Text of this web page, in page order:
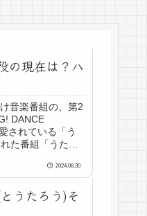
の現在は？ハ
音楽番組の、第2
DANCE
されている「う
た番組「うたっ
2024.08.30
うたろう)そ